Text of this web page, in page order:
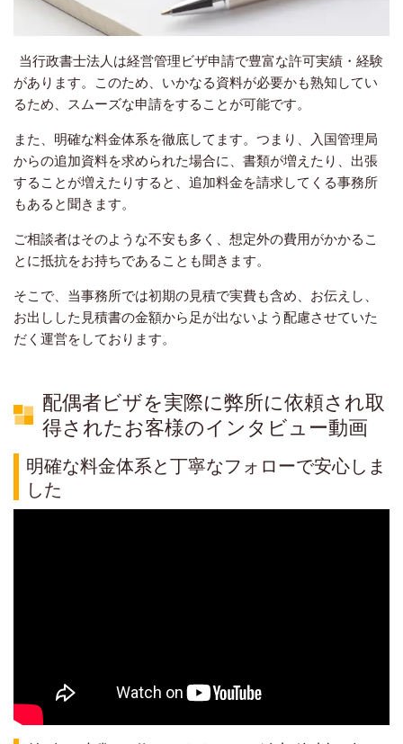
当行政書士法人は経営管理ビザ申請で豊富な許可実績・経験
があります。このため、いかなる資料が必要かも熟知してい
るため、スムーズな申請をすることが可能です。
また、明確な料金体系を徹底してます。つまり、入国管理局
からの追加資料を求められた場合に、書類が増えたり、出張
することが増えたりすると、追加料金を請求してくる事務所
もあると聞きます。
ご相談者はそのような不安も多く、想定外の費用がかかるこ
とに抵抗をお持ちであることも聞きます。
そこで、当事務所では初期の見積で実費も含め、お伝えし、
お出しした見積書の金額から足が出ないよう配慮させていた
だく運営をしております。
配偶者ビザを実際に弊所に依頼され取
得されたお客様のインタビュー動画
明確な料金体系と丁寧なフォローで安心しま
した